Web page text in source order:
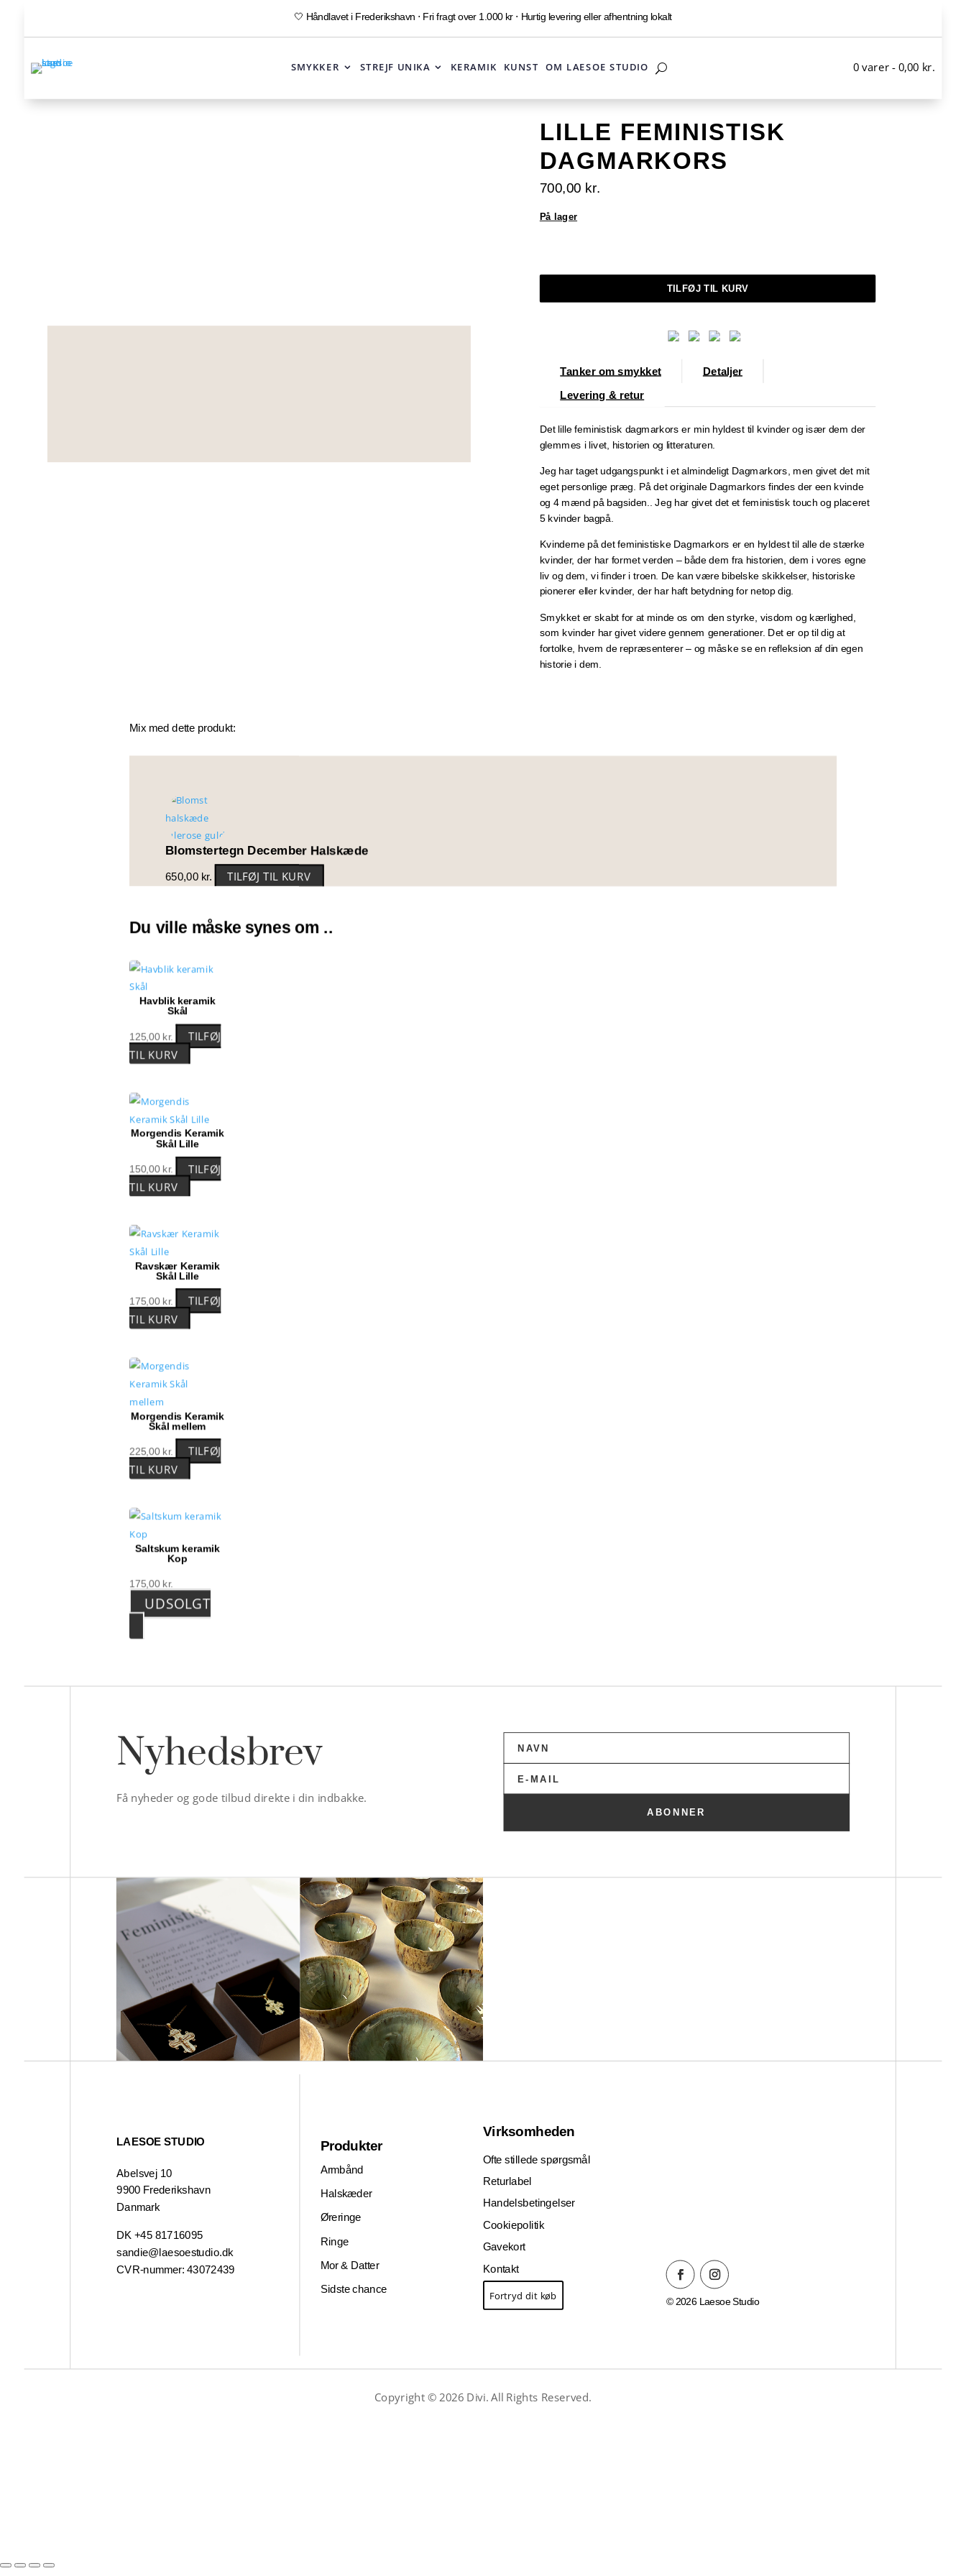
🤍 Håndlavet i Frederikshavn ⋅ Fri fragt over 1.000 kr ⋅ Hurtig levering eller afhentning lokalt
SMYKKER STREJF UNIKA KERAMIK KUNST OM LAESOE STUDIO 0 varer- 0,00 kr.
LILLE FEMINISTISK
DAGMARKORS
700,00 kr.
På lager
TILFØJ TIL KURV
Tanker om smykket Detaljer
Levering & retur
Det lille feministisk dagmarkors er min hyldest til kvinder og især dem der
glemmes i livet, historien og litteraturen.
Jeg har taget udgangspunkt i et almindeligt Dagmarkors, men givet det mit
eget personlige præg. På det originale Dagmarkors findes der een kvinde
og 4 mænd på bagsiden.. Jeg har givet det et feministisk touch og placeret
5 kvinder bagpå.
Kvinderne på det feministiske Dagmarkors er en hyldest til alle de stærke
kvinder, der har formet verden – både dem fra historien, dem i vores egne
liv og dem, vi finder i troen. De kan være bibelske skikkelser, historiske
pionerer eller kvinder, der har haft betydning for netop dig.
Smykket er skabt for at minde os om den styrke, visdom og kærlighed,
som kvinder har givet videre gennem generationer. Det er op til dig at
fortolke, hvem de repræsenterer – og måske se en refleksion af din egen
historie i dem.
Mix med dette produkt:
Blomstertegn December Halskæde
650,00 kr. TILFØJ TIL KURV
Du ville måske synes om ..
Havblik keramik
Skål
125,00 kr.
TILFØJ
TIL KURV
Morgendis Keramik
Skål Lille
150,00 kr. TILFØJ
TIL KURV
Ravskær Keramik
Skål Lille
175,00 kr. TILFØJ
TIL KURV
Morgendis Keramik
Skål mellem
225,00 kr. TILFØJ
TIL KURV
Saltskum keramik
Kop
175,00 kr.
UDSOLGT
Nyhedsbrev
Få nyheder og gode tilbud direkte i din indbakke.
ABONNER
LAESOE STUDIO
Abelsvej 10
9900 Frederikshavn
Danmark
DK +45 81716095
sandie@laesoestudio.dk
CVR-nummer: 43072439
Produkter
Armbånd
Halskæder
Øreringe
Ringe
Mor & Datter
Sidste chance
Virksomheden
Ofte stillede spørgsmål
Returlabel
Handelsbetingelser
Cookiepolitik
Gavekort
Kontakt
Fortryd dit køb © 2026 Laesoe Studio
Copyright © 2026 Divi. All Rights Reserved.